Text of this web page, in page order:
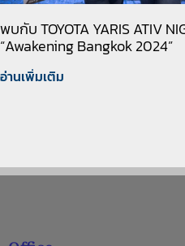
พบกับ TOYOTA YARIS ATIV
“Awakening Bangkok 2024”
อ่านเพิ่มเติม